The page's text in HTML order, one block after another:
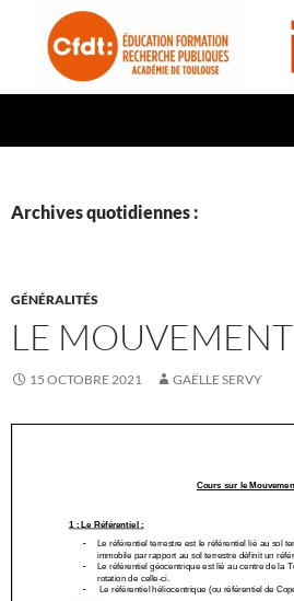
contenu
Archives quotidiennes :
GÉNÉRALITÉS
LE MOUVEMENT
15 OCTOBRE 2021 GAËLLE SERVY